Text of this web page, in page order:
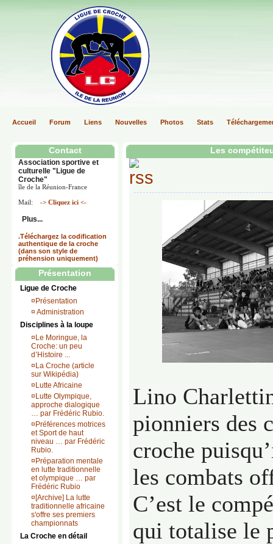
Accueil Forum Liens Nouvelles Photos Stats
Contact
Association sportive et
culturelle "Ligue de
Croche"
île de la Réunion-France
Mail: -> Cliquez ici <-
Plus...
.Téléchargez la codification
authentique de la croche
(dans son style de
préhension uniquement)
Présentation
Ligue de Croche
¤ Présentation
¤ Administration
Disciplines à la loupe
¤ Le Moringue, la
Croche: un peu
d’Histoire ...
¤ La Croche (article
sur Wikipédia)
¤ Lutte Africaine
¤ Lutte Olympique,
approche dialogique
… par Frédéric Rubio.
¤ Préférences motrices
et Sport de haut
niveau … par Frédéric
Rubio.
¤ Préparation mentale
en lutte traditionnelle
et olympique … par
Frédéric Rubio
¤[Archive] La lutte
traditionnelle africaine
s'offre ses premiers
championnats
La Croche en détail
Les
Lino
pionniers des
croche
les combats
C’est le
qui totalise le